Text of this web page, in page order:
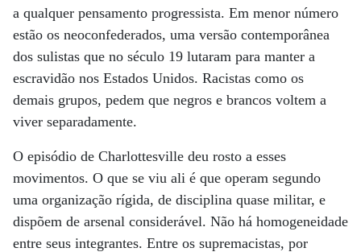
a qualquer pensamento progressista. Em menor número
estão os neoconfederados, uma versão contemporânea
dos sulistas que no século 19 lutaram para manter a
escravidão nos Estados Unidos. Racistas como os
demais grupos, pedem que negros e brancos voltem a
viver separadamente.
O episódio de Charlottesville deu rosto a esses
movimentos. O que se viu ali é que operam segundo
uma organização rígida, de disciplina quase militar, e
dispõem de arsenal considerável. Não há homogeneidade
entre seus integrantes. Entre os supremacistas, por